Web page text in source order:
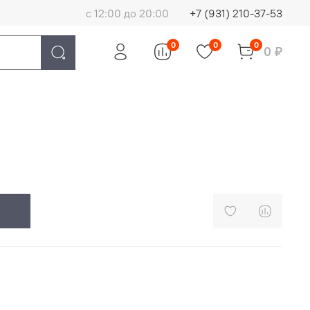
с 12:00 до 20:00 +7 (931) 210-37-53
0 0 0 0 ₽